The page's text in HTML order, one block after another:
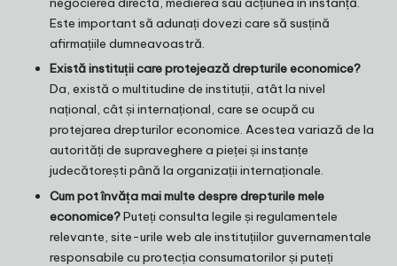
Este important să adunați dovezi care să susțină
afirmațiile dumneavoastră.
Există instituții care protejează drepturile economice?
Da, există o multitudine de instituții, atât la nivel
național, cât și internațional, care se ocupă cu
protejarea drepturilor economice. Acestea variază de la
autorități de supraveghere a pieței și instanțe
judecătorești până la organizații internaționale.
Cum pot învăța mai multe despre drepturile mele
economice?Puteți consulta legile și regulamentele
relevante, site-urile web ale instituțiilor guvernamentale
responsabile cu protecția consumatorilor și puteți